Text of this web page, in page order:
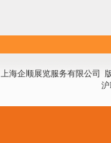
上海企顺展览服务有限公司
沪